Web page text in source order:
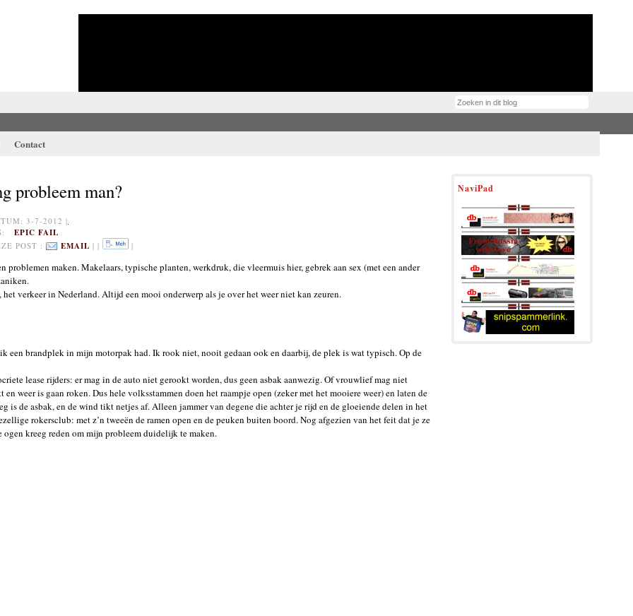
Contact
probleem man?
3-7-2012 |
EPIC FAIL
POST : EMAIL | | |
problemen maken. Makelaars, typische planten, werkdruk, die vleermuis hier, gebrek aan sex (met een ander
verkeer in Nederland. Altijd een mooi onderwerp als je over het weer niet kan zeuren.
een brandplek in mijn motorpak had. Ik rook niet, nooit gedaan ook en daarbij, de plek is wat typisch. Op de
lease rijders: er mag in de auto niet gerookt worden, dus geen asbak aanwezig. Of vrouwlief mag niet
en weer is gaan roken. Dus hele volksstammen doen het raampje open (zeker met het mooiere weer) en laten de
is de asbak, en de wind tikt netjes af. Alleen jammer van degene die achter je rijd en de gloeiende delen in het
rokersclub: met z’n tweeën de ramen open en de peuken buiten boord. Nog afgezien van het feit dat je ze
kreeg reden om mijn probleem duidelijk te maken.
NaviPad